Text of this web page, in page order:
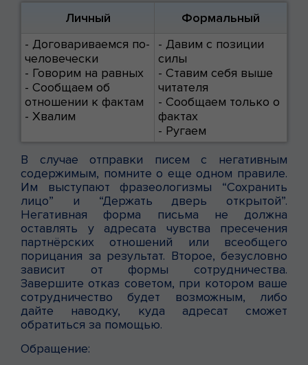
Личный
Формальный
- Договариваемся по-
человечески
- Говорим на равных
- Сообщаем об
отношении к фактам
- Хвалим
- Давим с позиции
силы
- Ставим себя выше
читателя
- Сообщаем только о
фактах
- Ругаем
В случае отправки писем с негативным
содержимым, помните о еще одном правиле.
Им выступают фразеологизмы “Сохранить
лицо” и “Держать дверь открытой”.
Негативная форма письма не должна
оставлять у адресата чувства пресечения
партнёрских отношений или всеобщего
порицания за результат. Второе, безусловно
зависит от формы сотрудничества.
Завершите отказ советом, при котором ваше
сотрудничество будет возможным, либо
дайте наводку, куда адресат сможет
обратиться за помощью.
Обращение: